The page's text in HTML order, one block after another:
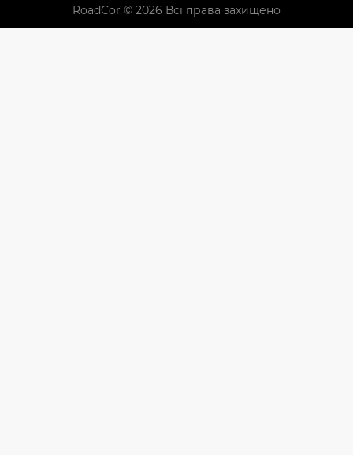
RoadCor © 2026 Всі права захищено